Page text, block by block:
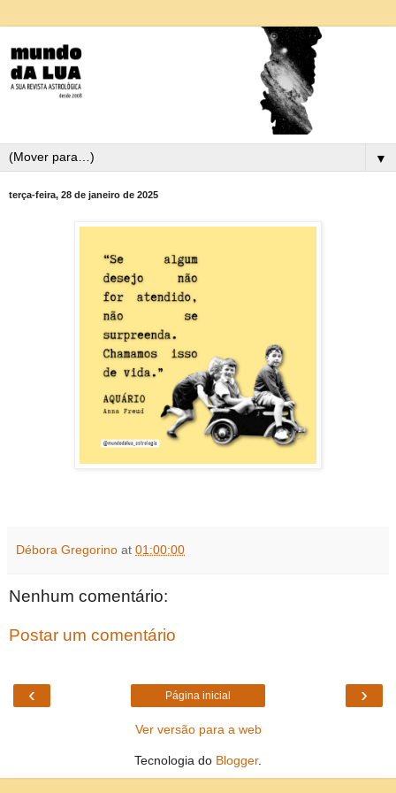
▼
terça-feira, 28 de janeiro de 2025
Débora Gregorino at 01:00:00
Nenhum comentário:
Postar um comentário
‹ ›
Página inicial
Ver versão para a web
Tecnologia do Blogger.